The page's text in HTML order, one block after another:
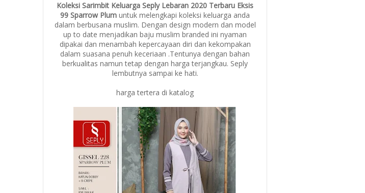
Koleksi Sarimbit Keluarga Seply Lebaran 2020 Terbaru Eksis
99 Sparrow Plum untuk melengkapi koleksi keluarga anda
dalam berbusana muslim. Dengan design modern dan model
up to date menjadikan baju muslim branded ini nyaman
dipakai dan menambah kepercayaan diri dan kekompakan
dalam suasana penuh keceriaan .Tentunya dengan bahan
berkualitas namun tetap dengan harga terjangkau. Seply
lembutnya sampai ke hati.
harga tertera di katalog